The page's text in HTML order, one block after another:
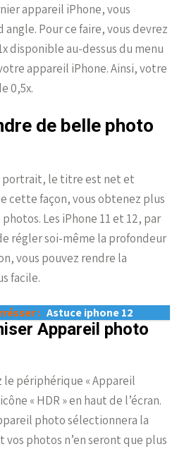
appareil iPhone, vous
Pour ce faire, vous devrez
disponible au-dessus du menu
appareil iPhone. Ainsi, votre
0,5x.
de belle photo
portrait, le titre est net et
cette façon, vous obtenez plus
Les iPhone 11 et 12, par
régler soi-même la profondeur
vous pouvez rendre la
facile.
: Astuce iphone 12
Appareil photo
périphérique « Appareil
« HDR » en haut de l’écran.
photo sélectionnera la
photos n’en seront que plus